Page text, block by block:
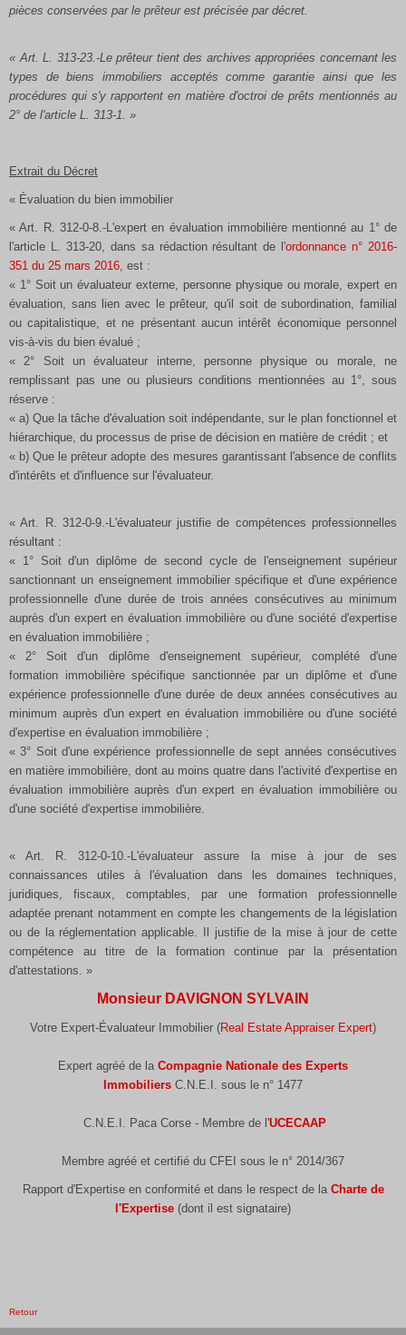
pièces conservées par le prêteur est précisée par décret.
« Art. L. 313-23.-Le prêteur tient des archives appropriées concernant les
types de biens immobiliers acceptés comme garantie ainsi que les
procédures qui s'y rapportent en matière d'octroi de prêts mentionnés au
2° de l'article L. 313-1. »
Extrait du Décret
« Évaluation du bien immobilier
« Art. R. 312-0-8.-L'expert en évaluation immobilière mentionné au 1° de
l'article L. 313-20, dans sa rédaction résultant de l'ordonnance n° 2016-
351 du 25 mars 2016, est :
« 1° Soit un évaluateur externe, personne physique ou morale, expert en
évaluation, sans lien avec le prêteur, qu'il soit de subordination, familial
ou capitalistique, et ne présentant aucun intérêt économique personnel
vis-à-vis du bien évalué ;
« 2° Soit un évaluateur interne, personne physique ou morale, ne
remplissant pas une ou plusieurs conditions mentionnées au 1°, sous
réserve :
« a) Que la tâche d'évaluation soit indépendante, sur le plan fonctionnel et
hiérarchique, du processus de prise de décision en matière de crédit ; et
« b) Que le prêteur adopte des mesures garantissant l'absence de conflits
d'intérêts et d'influence sur l'évaluateur.
« Art. R. 312-0-9.-L'évaluateur justifie de compétences professionnelles
résultant :
« 1° Soit d'un diplôme de second cycle de l'enseignement supérieur
sanctionnant un enseignement immobilier spécifique et d'une expérience
professionnelle d'une durée de trois années consécutives au minimum
auprès d'un expert en évaluation immobilière ou d'une société d'expertise
en évaluation immobilière ;
« 2° Soit d'un diplôme d'enseignement supérieur, complété d'une
formation immobilière spécifique sanctionnée par un diplôme et d'une
expérience professionnelle d'une durée de deux années consécutives au
minimum auprès d'un expert en évaluation immobilière ou d'une société
d'expertise en évaluation immobilière ;
« 3° Soit d'une expérience professionnelle de sept années consécutives
en matière immobilière, dont au moins quatre dans l'activité d'expertise en
évaluation immobilière auprès d'un expert en évaluation immobilière ou
d'une société d'expertise immobilière.
« Art. R. 312-0-10.-L'évaluateur assure la mise à jour de ses
connaissances utiles à l'évaluation dans les domaines techniques,
juridiques, fiscaux, comptables, par une formation professionnelle
adaptée prenant notamment en compte les changements de la législation
ou de la réglementation applicable. Il justifie de la mise à jour de cette
compétence au titre de la formation continue par la présentation
d'attestations. »
Monsieur DAVIGNON SYLVAIN
Votre Expert-Évaluateur Immobilier (Real Estate Appraiser Expert)
Expert agréé de la Compagnie Nationale des Experts
Immobiliers C.N.E.I. sous le n° 1477
C.N.E.I. Paca Corse - Membre de l'UCECAAP
Membre agréé et certifié du CFEI sous le n° 2014/367
Rapport d'Expertise en conformité et dans le respect de la Charte de
l'Expertise (dont il est signataire)
Retour